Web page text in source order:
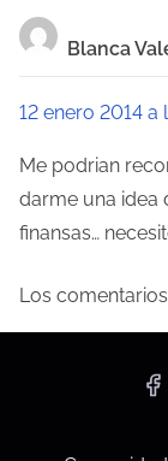
a
Blanca
12 enero 2014 a
Me podrian
darme una idea
finansas…
Los